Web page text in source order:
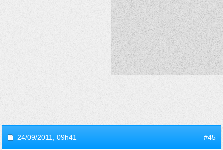
24/09/2011, 09h41 #45